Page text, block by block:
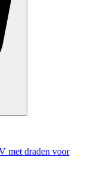
met draden voor